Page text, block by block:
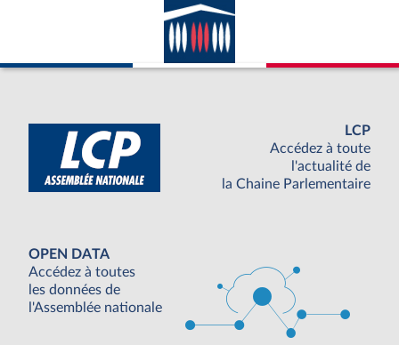
LCP
Accédez à toute
l'actualité de
la Chaine Parlementaire
OPEN DATA
Accédez à toutes
les données de
l'Assemblée nationale